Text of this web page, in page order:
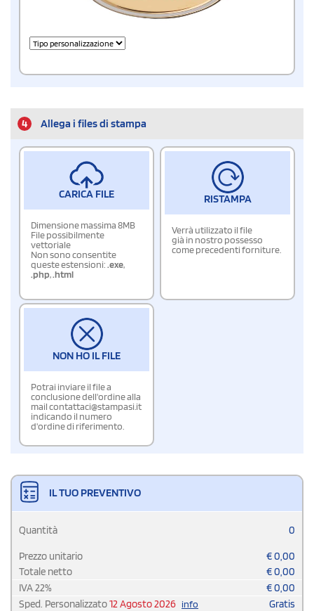
4 Allega i files di stampa
CARICA FILE
Dimensione massima 8MB
File possibilmente
vettoriale
Non sono consentite
queste estensioni:.exe,
.php,.html
RISTAMPA
Verrà utilizzato il file
già in nostro possesso
come precedenti forniture.
NON HO IL FILE
Potrai inviare il file a
conclusione dell'ordine alla
mail contattaci@stampasi.it
indicando il numero
d'ordine di riferimento.
IL TUO PREVENTIVO
Quantità 0
Prezzo unitario €0,00
Totale netto
€0,00
IVA22% €0,00
Sped. Personalizzato12 Agosto 2026 info
Gratis